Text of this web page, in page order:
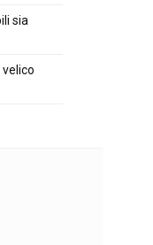
sia